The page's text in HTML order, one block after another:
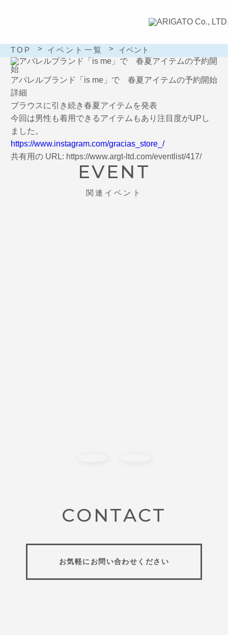
TOP イベント一覧 イベント
アパレルブランド「is me」で 春夏アイテムの予約開始
詳細
ブラウスに引き続き春夏アイテムを発表
今回は男性も着用できるアイテムもあり注目度がUPし
ました。
https://www.instagram.com/gracias_store_/
共有用の URL: https://www.argt-ltd.com/eventlist/417/
EVENT
関連イベント
CONTACT
お気軽にお問い合わせください